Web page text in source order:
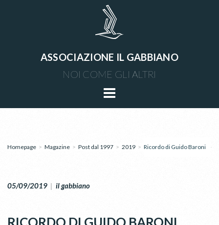
ASSOCIAZIONE IL GABBIANO
NOI COME GLI ALTRI
Homepage > Magazine > Post dal 1997 > 2019 > Ricordo di Guido Baroni
05/09/2019 | il gabbiano